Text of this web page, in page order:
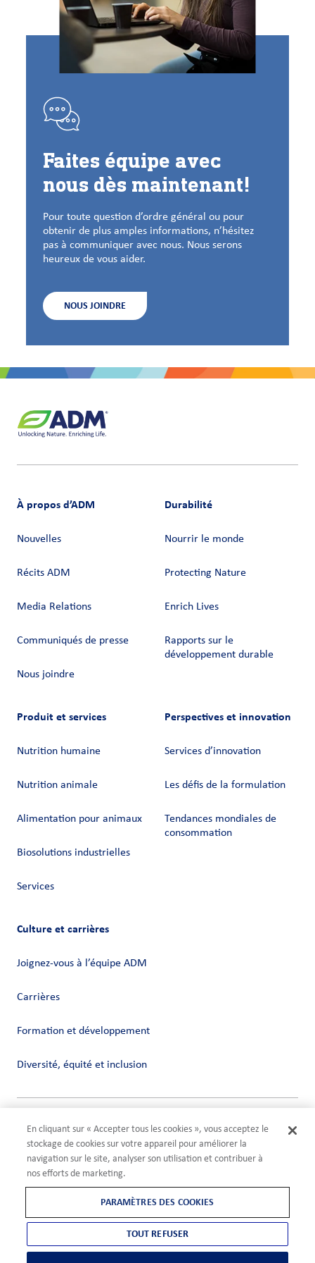
Faites équipe avec
nous dès maintenant!
Pour toute question d’ordre général ou pour
obtenir de plus amples informations, n’hésitez
pas à communiquer avec nous. Nous serons
heureux de vous aider.
NOUS JOINDRE
À propos d’ADM
Nouvelles
Récits ADM
Media Relations
Communiqués de presse
Nous joindre
Durabilité
Nourrir le monde
Protecting Nature
Enrich Lives
Rapports sur le
développement durable
Produit et services
Nutrition humaine
Nutrition animale
Alimentation pour animaux
Biosolutions industrielles
Services
Perspectives et innovation
Services d’innovation
Les défis de la formulation
Tendances mondiales de
consommation
Culture et carrières
Joignez-vous à l’équipe ADM
Carrières
Formation et développement
Diversité, équité et inclusion
Vie privée
Conditions
Compliance
Paramètres des cookies
En cliquant sur « Accepter tous les cookies », vous acceptez le
stockage de cookies sur votre appareil pour améliorer la
navigation sur le site, analyser son utilisation et contribuer à
nos efforts de marketing.
PARAMÈTRES DES COOKIES
TOUT REFUSER